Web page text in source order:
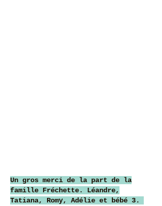
Un gros merci de la part de la
famille Fréchette. Léandre,
Tatiana, Romy, Adélie et bébé 3.